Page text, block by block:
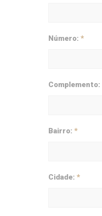
Número: *
Complemento:
Bairro: *
Cidade: *